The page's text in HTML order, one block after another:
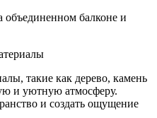
балконе и
такие как дерево, камень
и уютную атмосферу.
и создать ощущение